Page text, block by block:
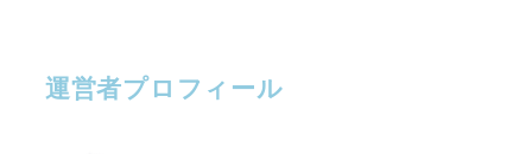
運営者プロフィール